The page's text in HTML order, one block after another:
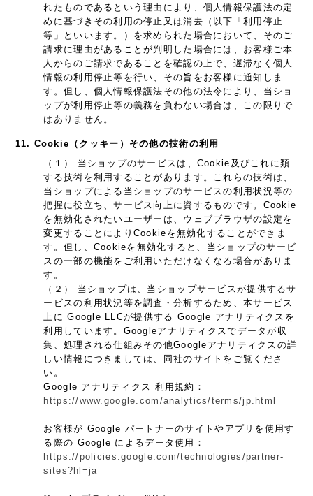
れたものであるという理由により、個人情報保護法の定
めに基づきその利用の停止又は消去（以下「利用停止
等」といいます。）を求められた場合において、そのご
請求に理由があることが判明した場合には、お客様ご本
人からのご請求であることを確認の上で、遅滞なく個人
情報の利用停止等を行い、その旨をお客様に通知しま
す。但し、個人情報保護法その他の法令により、当ショ
ップが利用停止等の義務を負わない場合は、この限りで
はありません。
11. Cookie（クッキー）その他の技術の利用
（１） 当ショップのサービスは、Cookie及びこれに類
する技術を利用することがあります。これらの技術は、
当ショップによる当ショップのサービスの利用状況等の
把握に役立ち、サービス向上に資するものです。Cookie
を無効化されたいユーザーは、ウェブブラウザの設定を
変更することによりCookieを無効化することができま
す。但し、Cookieを無効化すると、当ショップのサービ
スの一部の機能をご利用いただけなくなる場合がありま
す。
（２） 当ショップは、当ショップサービスが提供するサ
ービスの利用状況等を調査・分析するため、本サービス
上に Google LLCが提供する Google アナリティクスを
利用しています。Googleアナリティクスでデータが収
集、処理される仕組みその他Googleアナリティクスの詳
しい情報につきましては、同社のサイトをご覧くださ
い。
Google アナリティクス 利用規約：
https://www.google.com/analytics/terms/jp.html
お客様が Google パートナーのサイトやアプリを使用す
る際の Google によるデータ使用：
https://policies.google.com/technologies/partner-
sites?hl=ja